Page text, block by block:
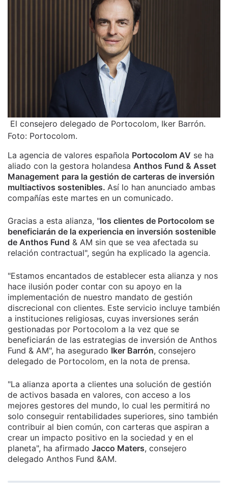
El consejero delegado de Portocolom, Iker Barrón.
Foto: Portocolom.
La agencia de valores española Portocolom AV se ha
aliado con la gestora holandesa Anthos Fund & Asset
Management para la gestión de carteras de inversión
multiactivos sostenibles. Así lo han anunciado ambas
compañías este martes en un comunicado.
Gracias a esta alianza, "los clientes de Portocolom se
beneficiarán de la experiencia en inversión sostenible
de Anthos Fund & AM sin que se vea afectada su
relación contractual", según ha explicado la agencia.
"Estamos encantados de establecer esta alianza y nos
hace ilusión poder contar con su apoyo en la
implementación de nuestro mandato de gestión
discrecional con clientes. Este servicio incluye también
a instituciones religiosas, cuyas inversiones serán
gestionadas por Portocolom a la vez que se
beneficiarán de las estrategias de inversión de Anthos
Fund & AM", ha asegurado Iker Barrón, consejero
delegado de Portocolom, en la nota de prensa.
"La alianza aporta a clientes una solución de gestión
de activos basada en valores, con acceso a los
mejores gestores del mundo, lo cual les permitirá no
solo conseguir rentabilidades superiores, sino también
contribuir al bien común, con carteras que aspiran a
crear un impacto positivo en la sociedad y en el
planeta", ha afirmado Jacco Maters, consejero
delegado Anthos Fund &AM.